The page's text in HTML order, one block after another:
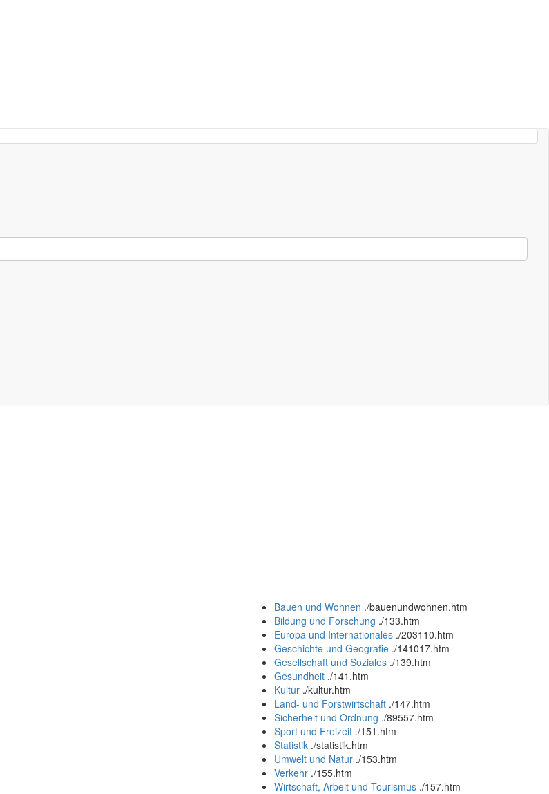
Bauen und Wohnen ./bauenundwohnen.htm
Bildung und Forschung ./133.htm
Europa und Internationales ./203110.htm
Geschichte und Geografie ./141017.htm
Gesellschaft und Soziales ./139.htm
Gesundheit ./141.htm
Kultur ./kultur.htm
Land- und Forstwirtschaft ./147.htm
Sicherheit und Ordnung ./89557.htm
Sport und Freizeit ./151.htm
Statistik ./statistik.htm
Umwelt und Natur ./153.htm
Verkehr ./155.htm
Wirtschaft, Arbeit und Tourismus ./157.htm